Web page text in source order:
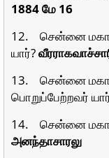
1884 மே 16
12. சென்னை
யார்?
13. சென்னை
பொறுப்பேற்றவர்
14. சென்னை
அனந்தாசாரலு